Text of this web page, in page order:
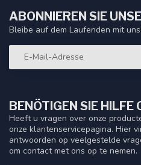
BENÖTIGEN SIE HILFE
Heeft u vragen over onze
onze klantenservicepagina. Hier
antwoorden op veelgestelde
om contact met ons op te nemen.
ABONNIEREN SIE
Bleibe auf dem Laufenden mit